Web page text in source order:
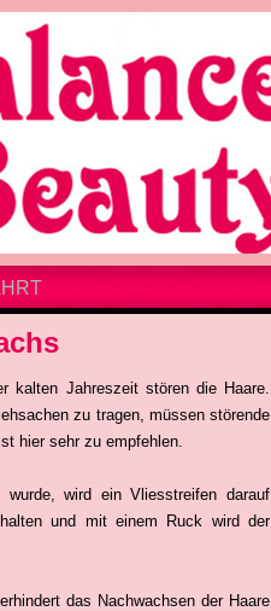
kalten Jahreszeit stören die Haare.
zu tragen, müssen störende
hier sehr zu empfehlen.
wurde, wird ein Vliesstreifen darauf
und mit einem Ruck wird der
das Nachwachsen der Haare